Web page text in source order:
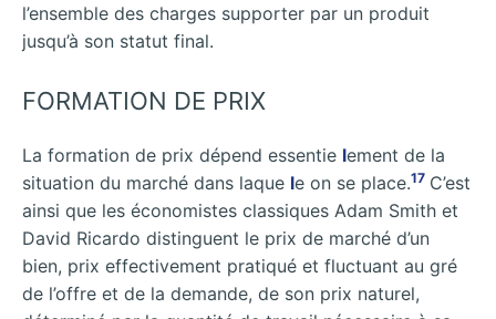
l’ensemble des charges supporter par un produit
jusqu’à son statut final.
FORMATION DE PRIX
La formation de prix dépend essentie lement de la
situation du marché dans laque le on se place.17 C’est
ainsi que les économistes classiques Adam Smith et
David Ricardo distinguent le prix de marché d’un
bien, prix effectivement pratiqué et fluctuant au gré
de l’offre et de la demande, de son prix naturel,